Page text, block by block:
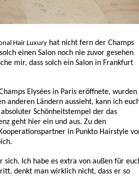
Hair Luxury hat nicht fern der Champs
einen Salon noch nie zuvor gesehen
mir, dass solch ein Salon in Frankfurt
Elysées in Paris eröffnete, wurden
anderen Ländern aussieht, kann ich
Schönheitstempel der das
geht hier ein und aus. Zu den
in Punkto Hairstyle
sich. Ich habe es extra von außen für
denkt man wirklich nicht, dass er so